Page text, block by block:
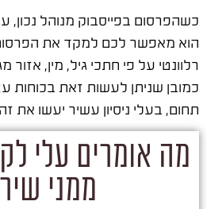
כשהפרסום בפייסבוק מנוהל נכון,
הוא מאפשר לכם למקד את
רלוונטי על פי חתכי גיל, מין, אזור
כמובן שניתן לעשות זאת
תחום, בעלי ניסיון עשיר יעשו את
מה אומרים עלי
ממני